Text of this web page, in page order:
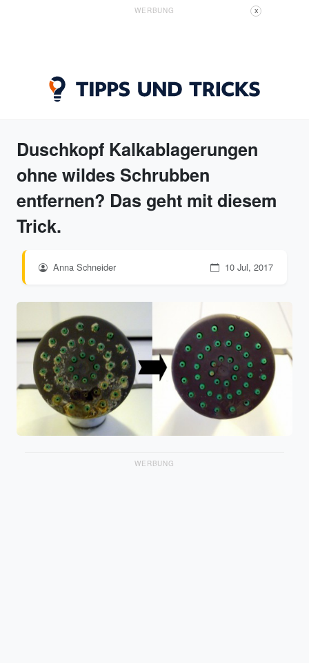
WERBUNG X
Duschkopf Kalkablagerungen
ohne wildes Schrubben
entfernen? Das geht mit diesem
Trick.
Anna Schneider 10 Jul, 2017
WERBUNG